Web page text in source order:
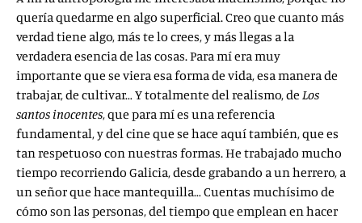
quería quedarme en algo superficial. Creo que cuanto más
verdad tiene algo, más te lo crees, y más llegas a la
verdadera esencia de las cosas. Para mí era muy
importante que se viera esa forma de vida, esa manera de
trabajar, de cultivar… Y totalmente del realismo, de Los
santos inocentes, que para mí es una referencia
fundamental, y del cine que se hace aquí también, que es
tan respetuoso con nuestras formas. He trabajado mucho
tiempo recorriendo Galicia, desde grabando a un herrero, a
un señor que hace mantequilla… Cuentas muchísimo de
cómo son las personas, del tiempo que emplean en hacer